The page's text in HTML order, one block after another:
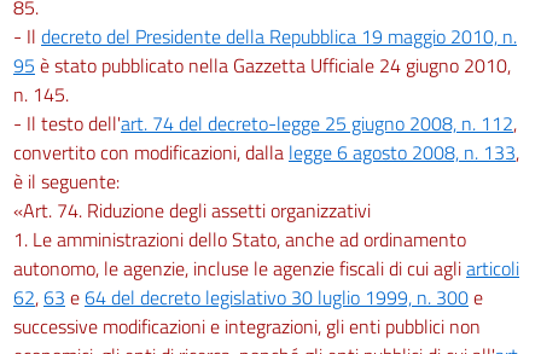
85.
- Il decreto del Presidente della Repubblica 19 maggio 2010, n.
95 è stato pubblicato nella Gazzetta Ufficiale 24 giugno 2010,
n. 145.
- Il testo dell'art. 74 del decreto-legge 25 giugno 2008, n. 112,
convertito con modificazioni, dalla legge 6 agosto 2008, n. 133,
è il seguente:
«Art. 74. Riduzione degli assetti organizzativi
1. Le amministrazioni dello Stato, anche ad ordinamento
autonomo, le agenzie, incluse le agenzie fiscali di cui agliarticoli
62,63 e64 del decreto legislativo 30 luglio 1999, n. 300e
successive modificazioni e integrazioni, gli enti pubblici non